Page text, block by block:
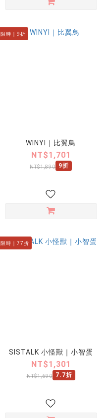
限時｜9折
WINYI｜比翼鳥
NT$1,701
NT$1,890 9折
限時｜77折
SISTALK 小怪獸｜小智蛋
NT$1,301
NT$1,690 7.7折